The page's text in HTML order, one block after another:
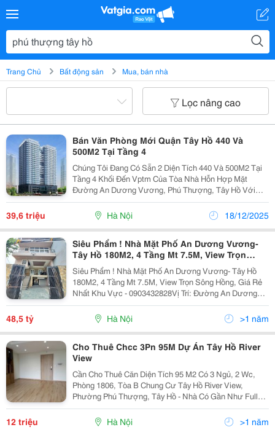
Trang Chủ Bất động sản Mua, bán nhà
Lọc nâng cao
Bán Văn Phòng Mới Quận Tây Hồ 440 Và
500M2 Tại Tầng 4
Chúng Tôi Đang Có Sẵn 2 Diện Tích 440 Và 500M2 Tại
Tầng 4 Khối Đến Vptm Của Tòa Nhà Hỗn Hợp Mặt
Đường An Dương Vương, Phú Thượng, Tây Hồ Với
Gia Chủ Đầu Tư, Hợp Đồng Chính Chủ Vào Tên Luôn!
Thời Hạn 50 Năm! Bàn Giao Và...
39,6 triệu Hà Nội 18/12/2025
Siêu Phẩm ! Nhà Mặt Phố An Dương Vương-
Tây Hồ 180M2, 4 Tầng Mt 7.5M, View Trọn
Sông Hồng, Giá Rẻ Nhất Khu Vực -
Siêu Phẩm ! Nhà Mặt Phố An Dương Vương- Tây Hồ
180M2, 4 Tầng Mt 7.5M, View Trọn Sông Hồng, Giá Rẻ
Nhất Khu Vực - 0903432828Vị Trí: Đường An Dương
Vương, Phường Phú Thượng, Tây Hồ, Hà Nội-Diện
Tích: 180 M&Sup2;, Mt 7.5M,- Kết Cấu Nhà: 3 Tầng Nổi
48,5 tỷ Hà Nội >1 năm
Cho Thuê Chcc 3Pn 95M Dự Án Tây Hồ River
View
Cần Cho Thuê Căn Diện Tích 95 M2 Có 3 Ngủ, 2 Wc,
Phòng 1806, Tòa B Chung Cư Tây Hồ River View,
Phường Phú Thượng, Tây Hồ - Nhà Có Gần Như Full
Đồ : Tủ Bếp, Hệ Thống Bếp, 3 Điều Hòa, 3 Tủ Quần Áo,
Bình Nóng Lạnh - Thuận Tiện Giao Thông Sinh Hoạt,...
12 triệu Hà Nội >1 năm